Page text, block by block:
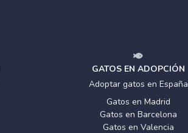
GATOS EN ADOPCIÓN
Adoptar gatos en España
Gatos en Madrid
Gatos en Barcelona
Gatos en Valencia